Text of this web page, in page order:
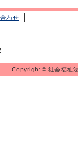
わせ
Copyright © 社会福祉